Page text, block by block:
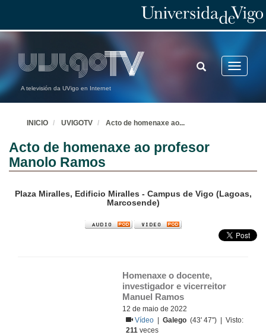
A televisión da UVigo en Internet
Toggle
TOGGLE
SEARCH
INICIO UVIGOTV Acto de homenaxe ao...
Acto de homenaxe ao profesor
Manolo Ramos
Plaza Miralles, Edificio Miralles - Campus de Vigo (Lagoas,
Marcosende)
Homenaxe o docente,
investigador e vicerreitor
Manuel Ramos
12 de maio de 2022
Vídeo
|Galego (43' 47'') | Visto:
211 veces